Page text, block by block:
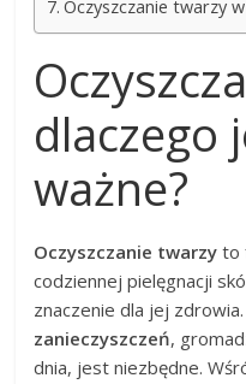
Oczyszczanie twarzy
dlaczego
ważne?
Oczyszczanie twarzy to
codziennej pielęgnacji
znaczenie dla jej
zanieczyszczeń,
dnia, jest niezbędne.